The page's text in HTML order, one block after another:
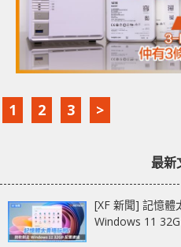
1 2 3 >
最新
[XF 新聞] 記憶
Windows 11